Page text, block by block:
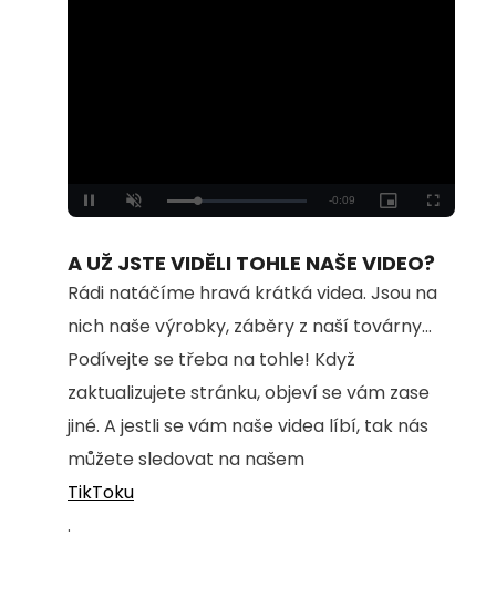
Unmute Loaded:
100.00%
A UŽ JSTE VIDĚLI TOHLE NAŠE VIDEO?
Rádi natáčíme hravá krátká videa. Jsou na
nich naše výrobky, záběry z naší továrny...
Podívejte se třeba na tohle! Když
zaktualizujete stránku, objeví se vám zase
jiné. A jestli se vám naše videa líbí, tak nás
můžete sledovat na našem
TikToku
.